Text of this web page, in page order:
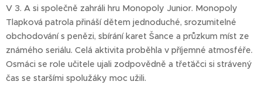
V 3. A si společně zahráli hru Monopoly Junior. Monopoly
Tlapková patrola přináší dětem jednoduché, srozumitelné
obchodování s penězi, sbírání karet Šance a průzkum míst ze
známého seriálu. Celá aktivita proběhla v příjemné atmosféře.
Osmáci se role učitele ujali zodpovědně a třeťáčci si strávený
čas se staršími spolužáky moc užili.